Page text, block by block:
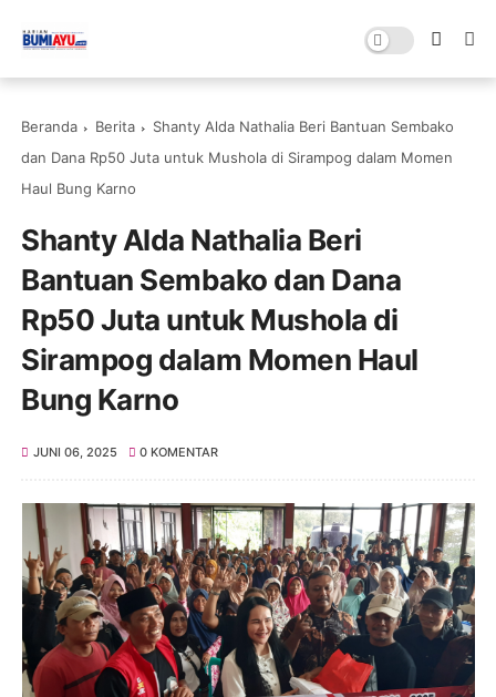
Beranda Berita
Shanty Alda Nathalia Beri Bantuan Sembako
dan Dana Rp50 Juta untuk Mushola di Sirampog dalam Momen
Haul Bung Karno
Shanty Alda Nathalia Beri
Bantuan Sembako dan Dana
Rp50 Juta untuk Mushola di
Sirampog dalam Momen Haul
Bung Karno
JUNI 06, 2025 0 KOMENTAR